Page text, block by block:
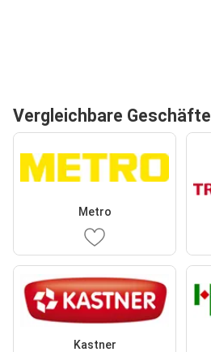
Vergleichbare Geschäfte
Metro
Kastner